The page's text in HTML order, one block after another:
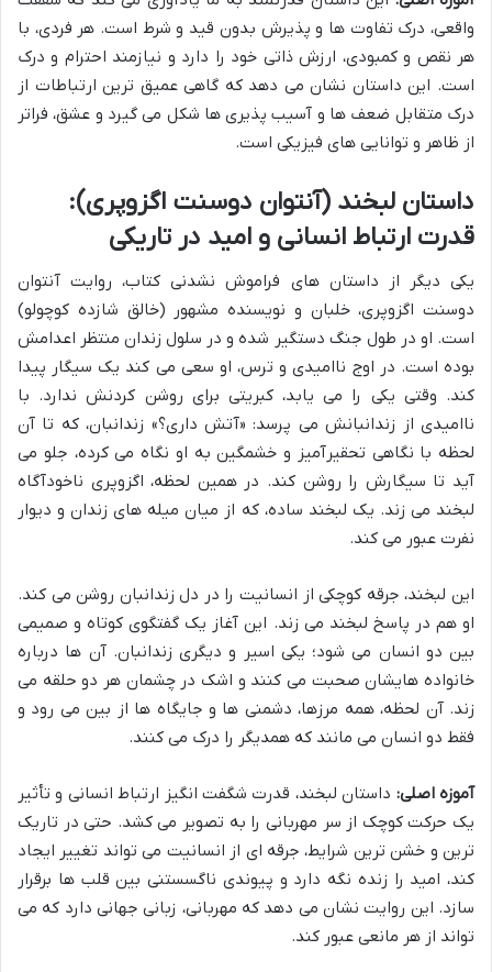
واقعی، درک تفاوت ها و پذیرش بدون قید و شرط است. هر فردی، با
هر نقص و کمبودی، ارزش ذاتی خود را دارد و نیازمند احترام و درک
است. این داستان نشان می دهد که گاهی عمیق ترین ارتباطات از
درک متقابل ضعف ها و آسیب پذیری ها شکل می گیرد و عشق، فراتر
از ظاهر و توانایی های فیزیکی است.
داستان لبخند (آنتوان دوسنت اگزوپری):
قدرت ارتباط انسانی و امید در تاریکی
یکی دیگر از داستان های فراموش نشدنی کتاب، روایت آنتوان
دوسنت اگزوپری، خلبان و نویسنده مشهور (خالق شازده کوچولو)
است. او در طول جنگ دستگیر شده و در سلول زندان منتظر اعدامش
بوده است. در اوج ناامیدی و ترس، او سعی می کند یک سیگار پیدا
کند. وقتی یکی را می یابد، کبریتی برای روشن کردنش ندارد. با
ناامیدی از زندانبانش می پرسد: «آتش داری؟» زندانبان، که تا آن
لحظه با نگاهی تحقیرآمیز و خشمگین به او نگاه می کرده، جلو می
آید تا سیگارش را روشن کند. در همین لحظه، اگزوپری ناخودآگاه
لبخند می زند. یک لبخند ساده، که از میان میله های زندان و دیوار
نفرت عبور می کند.
این لبخند، جرقه کوچکی از انسانیت را در دل زندانبان روشن می کند.
او هم در پاسخ لبخند می زند. این آغاز یک گفتگوی کوتاه و صمیمی
بین دو انسان می شود؛ یکی اسیر و دیگری زندانبان. آن ها درباره
خانواده هایشان صحبت می کنند و اشک در چشمان هر دو حلقه می
زند. آن لحظه، همه مرزها، دشمنی ها و جایگاه ها از بین می رود و
فقط دو انسان می مانند که همدیگر را درک می کنند.
آموزه اصلی: داستان لبخند، قدرت شگفت انگیز ارتباط انسانی و تأثیر
یک حرکت کوچک از سر مهربانی را به تصویر می کشد. حتی در تاریک
ترین و خشن ترین شرایط، جرقه ای از انسانیت می تواند تغییر ایجاد
کند، امید را زنده نگه دارد و پیوندی ناگسستنی بین قلب ها برقرار
سازد. این روایت نشان می دهد که مهربانی، زبانی جهانی دارد که می
تواند از هر مانعی عبور کند.